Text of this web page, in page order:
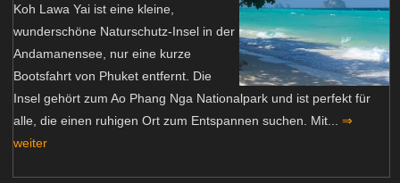
Koh Lawa Yai ist eine kleine,
wunderschöne Naturschutz-Insel in der
Andamanensee, nur eine kurze
Bootsfahrt von Phuket entfernt. Die
Insel gehört zum Ao Phang Nga Nationalpark und ist perfekt für
alle, die einen ruhigen Ort zum Entspannen suchen. Mit... ⇒
weiter